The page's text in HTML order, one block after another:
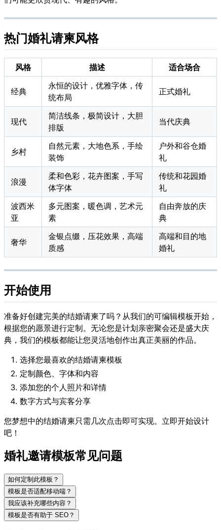
热门婚礼请柬风格
风格 描述 适合场合
经典
永恒的设计，优雅字体，传
统布局
正式婚礼
现代
简洁线条，极简设计，大胆
排版
当代庆典
乡村
自然元素，大地色系，手绘
装饰
户外和谷仓婚
礼
浪漫
柔和色彩，花卉图案，手写
体字体
传统和花园婚
礼
波西米
亚
多元图案，暖色调，艺术元
素
自由奔放的庆
典
奢华
金银点缀，压花效果，高端
质感
高端和目的地
婚礼
开始使用
准备好创建完美的结婚请柬了吗？从我们的可编辑模板开始，
根据您的愿景进行定制。无论您是计划亲密聚会还是盛大庆
典，我们的模板都能让您灵活地创作出真正美丽的作品。
选择您最喜欢的结婚请柬模板
定制颜色、字体和内容
添加您的个人照片和详情
数字方式与宾客分享
您梦想中的结婚请柬只需几次点击即可实现。立即开始设计
吧！
婚礼邀请模板常见问题
如何定制此模板？
模板是否适配移动端？
我应该补充哪些内容？
模板是否有助于 SEO？